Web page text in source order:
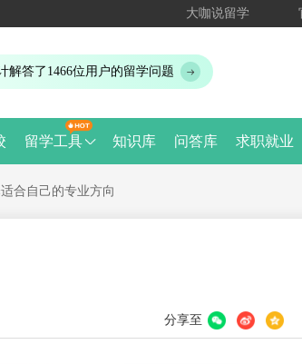
大咖说留学
解答了1466位用户的留学问题
留学工具 知识库 问答库 求职就业
合自己的专业方向
分享至